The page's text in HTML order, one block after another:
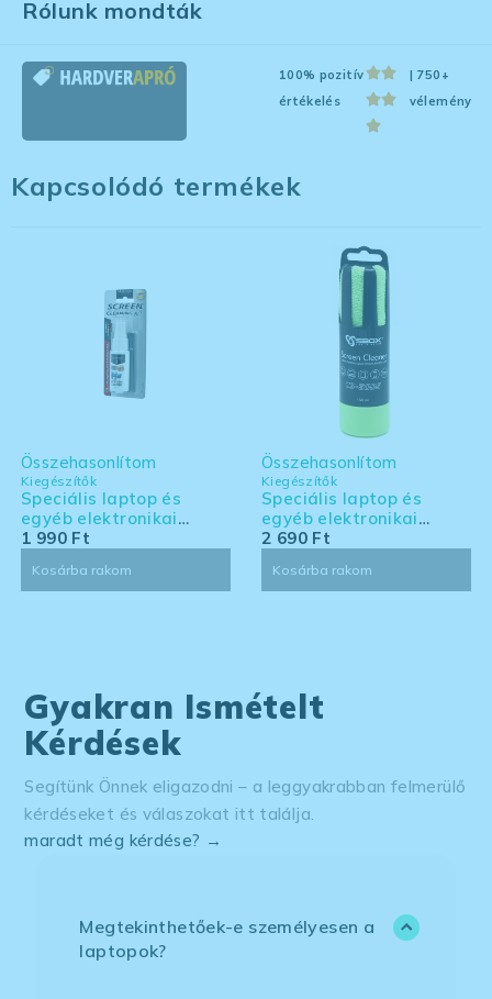
Rólunk mondták
100% pozitív
értékelés
| 750+
vélemény
Kapcsolódó termékek
Kiegészítők
Speciális laptop és
egyéb elektronikai
eszköz tisztító készlet -
Összehasonlítom
1 990 Ft
Kosárba rakom
Kiegészítők
Speciális laptop és
egyéb elektronikai
eszköz tisztító készlet -
Összehasonlítom
2 690 Ft
Kosárba rakom
Gyakran Ismételt
Kérdések
Segítünk Önnek eligazodni – a leggyakrabban felmerülő
kérdéseket és válaszokat itt találja.
maradt még kérdése? →
Megtekinthetőek-e személyesen a
laptopok?